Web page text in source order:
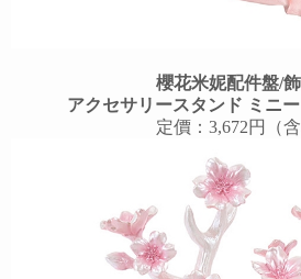
櫻花米妮配件盤/
アクセサリースタンド ミニ
定價：3,672円（含